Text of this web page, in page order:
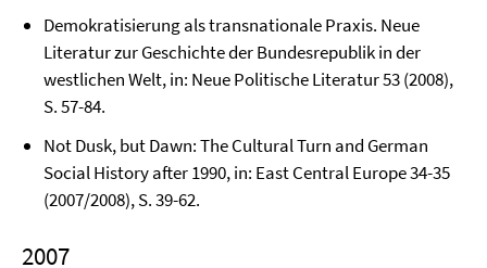
Demokratisierung als transnationale Praxis. Neue
Literatur zur Geschichte der Bundesre­publik in der
westlichen Welt, in: Neue Politische Literatur 53 (2008),
S. 57-84.
Not Dusk, but Dawn: The Cultural Turn and German
Social History after 1990, in: East Central Europe 34-35
(2007/2008), S. 39-62.
2007